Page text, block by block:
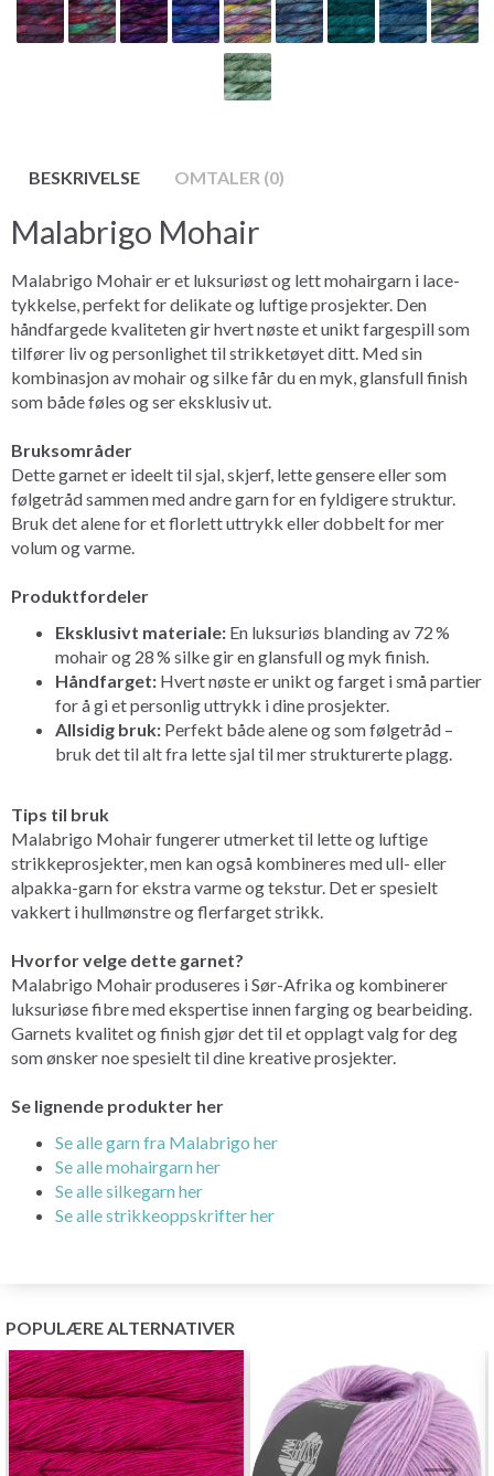
BESKRIVELSE OMTALER (0)
Malabrigo Mohair
Malabrigo Mohair er et luksuriøst og lett mohairgarn i lace-
tykkelse, perfekt for delikate og luftige prosjekter. Den
håndfargede kvaliteten gir hvert nøste et unikt fargespill som
tilfører liv og personlighet til strikketøyet ditt. Med sin
kombinasjon av mohair og silke får du en myk, glansfull finish
som både føles og ser eksklusiv ut.
Bruksområder
Dette garnet er ideelt til sjal, skjerf, lette gensere eller som
følgetråd sammen med andre garn for en fyldigere struktur.
Bruk det alene for et florlett uttrykk eller dobbelt for mer
volum og varme.
Produktfordeler
Eksklusivt materiale: En luksuriøs blanding av 72 %
mohair og 28 % silke gir en glansfull og myk finish.
Håndfarget: Hvert nøste er unikt og farget i små partier
for å gi et personlig uttrykk i dine prosjekter.
Allsidig bruk: Perfekt både alene og som følgetråd –
bruk det til alt fra lette sjal til mer strukturerte plagg.
Tips til bruk
Malabrigo Mohair fungerer utmerket til lette og luftige
strikkeprosjekter, men kan også kombineres med ull- eller
alpakka-garn for ekstra varme og tekstur. Det er spesielt
vakkert i hullmønstre og flerfarget strikk.
Hvorfor velge dette garnet?
Malabrigo Mohair produseres i Sør-Afrika og kombinerer
luksuriøse fibre med ekspertise innen farging og bearbeiding.
Garnets kvalitet og finish gjør det til et opplagt valg for deg
som ønsker noe spesielt til dine kreative prosjekter.
Se lignende produkter her
Se alle garn fra Malabrigo her
Se alle mohairgarn her
Se alle silkegarn her
Se alle strikkeoppskrifter her
POPULÆRE ALTERNATIVER